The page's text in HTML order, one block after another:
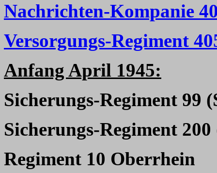
Nachrichten-Kompanie
Versorgungs-Regiment
Anfang April 1945:
Sicherungs-Regiment 99
Sicherungs-Regiment
Regiment 10 Oberrhein